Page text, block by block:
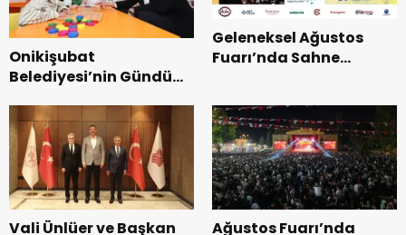
Onikişubat
Belediyesi’nin Gündüz
dönemin ön kayıtları
başladı.
Geleneksel Ağustos
Fuarı’nda Sahne
Vali Ünlüer ve Başkan
Ağustos Fuarı’nda